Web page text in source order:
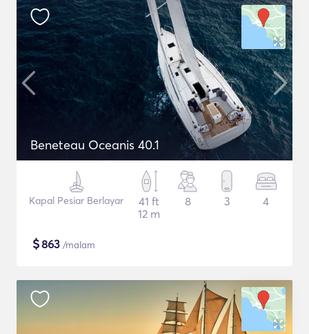
Beneteau Oceanis 40.1
Kapal Pesiar Berlayar
41 ft
12 m
8 3 4
$863 /malam